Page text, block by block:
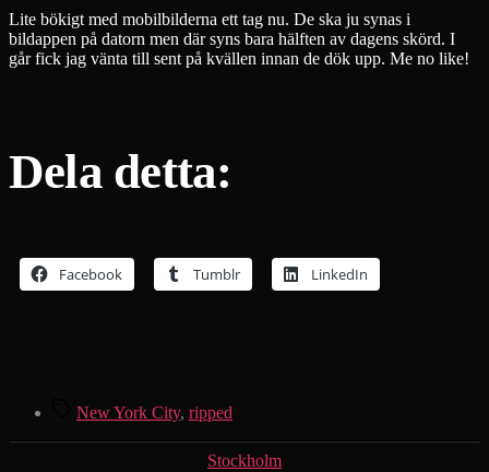
Lite bökigt med mobilbilderna ett tag nu. De ska ju synas i
bildappen på datorn men där syns bara hälften av dagens skörd. I
går fick jag vänta till sent på kvällen innan de dök upp. Me no like!
Dela detta:
Facebook Tumblr LinkedIn
Etiketter
New York City, ripped
Kategorier
Stockholm